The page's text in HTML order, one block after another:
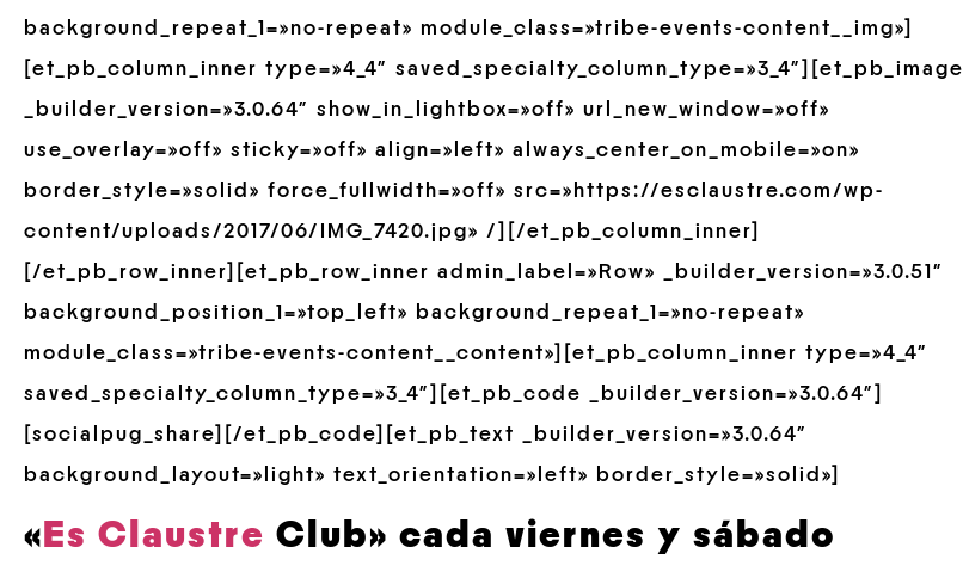
background_repeat_1=»no-repeat» module_class=»tribe-events-content__img»]
[et_pb_column_inner type=»4_4″ saved_specialty_column_type=»3_4″][et_pb_image
_builder_version=»3.0.64″ show_in_lightbox=»off» url_new_window=»off»
use_overlay=»off» sticky=»off» align=»left» always_center_on_mobile=»on»
border_style=»solid» force_fullwidth=»off» src=»https://esclaustre.com/wp-
content/uploads/2017/06/IMG_7420.jpg» /][/et_pb_column_inner]
[/et_pb_row_inner][et_pb_row_inner admin_label=»Row» _builder_version=»3.0.51″
background_position_1=»top_left» background_repeat_1=»no-repeat»
module_class=»tribe-events-content__content»][et_pb_column_inner type=»4_4″
saved_specialty_column_type=»3_4″][et_pb_code _builder_version=»3.0.64″]
[socialpug_share][/et_pb_code][et_pb_text _builder_version=»3.0.64″
background_layout=»light» text_orientation=»left» border_style=»solid»]
« Es Claustre Club» cada viernes y sábado